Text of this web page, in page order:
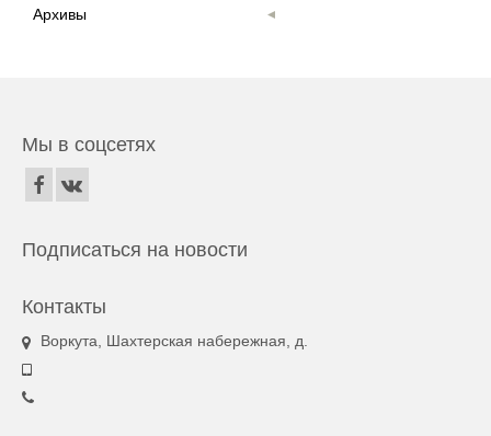
Архивы
Мы в соцсетях
Подписаться на новости
Контакты
Воркута, Шахтерская набережная, д.